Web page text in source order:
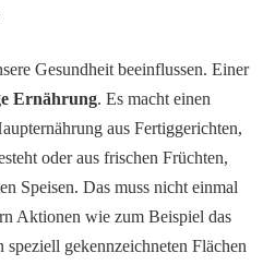
Gesundheit beeinflussen. Einer
Ernährung. Es macht einen
aus Fertiggerichten,
oder aus frischen Früchten,
Speisen. Das muss nicht einmal
speziell gekennzeichneten Flächen